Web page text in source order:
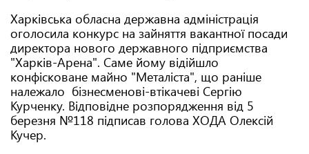
Харківська обласна державна адміністрація
оголосила конкурс на зайняття вакантної посади
директора нового державного підприємства
"Харків-Арена". Саме йому відійшло
конфісковане майно "Металіста", що раніше
належало бізнесменові-втікачеві Сергію
Курченку. Відповідне розпорядження від 5
березня №118 підписав голова ХОДА Олексій
Кучер.